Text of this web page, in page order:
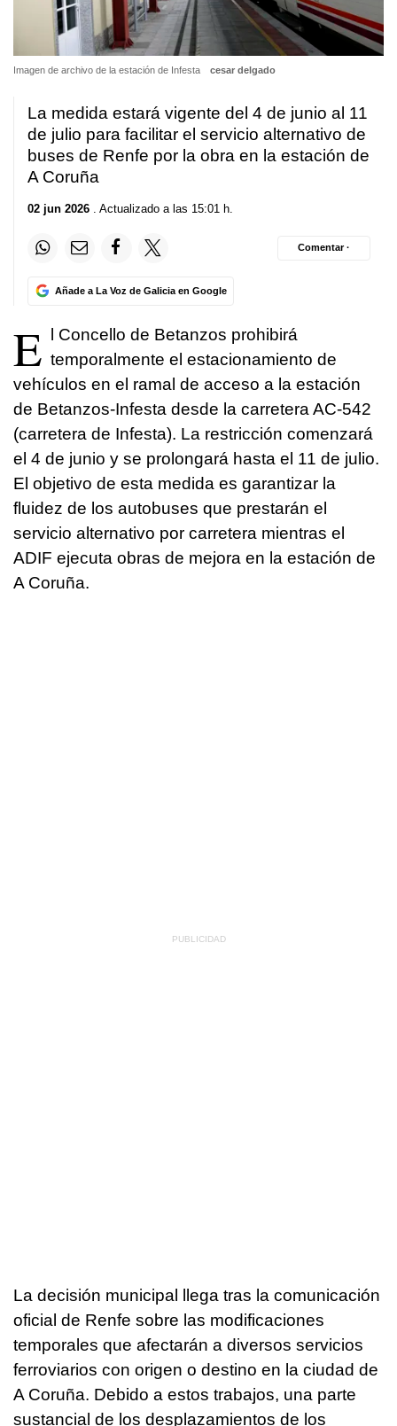
Imagen de archivo de la estación de Infesta cesar delgado
La medida estará vigente del 4 de junio al 11
de julio para facilitar el servicio alternativo de
buses de Renfe por la obra en la estación de
A Coruña
02 jun 2026 . Actualizado a las 15:01 h.
Añade a La Voz de Galicia en Google
Comentar ·
E l Concello de Betanzos prohibirá
temporalmente el estacionamiento de
vehículos en el ramal de acceso a la estación
de Betanzos-Infesta desde la carretera AC-542
(carretera de Infesta). La restricción comenzará
el 4 de junio y se prolongará hasta el 11 de julio.
El objetivo de esta medida es garantizar la
fluidez de los autobuses que prestarán el
servicio alternativo por carretera mientras el
ADIF ejecuta obras de mejora en la estación de
A Coruña.
La decisión municipal llega tras la comunicación
oficial de Renfe sobre las modificaciones
temporales que afectarán a diversos servicios
ferroviarios con origen o destino en la ciudad de
A Coruña. Debido a estos trabajos, una parte
sustancial de los desplazamientos de los